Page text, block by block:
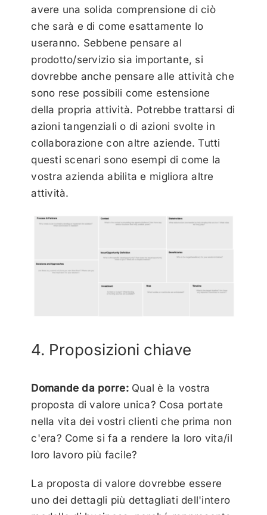
avere una solida comprensione di ciò
che sarà e di come esattamente lo
useranno. Sebbene pensare al
prodotto/servizio sia importante, si
dovrebbe anche pensare alle attività che
sono rese possibili come estensione
della propria attività. Potrebbe trattarsi di
azioni tangenziali o di azioni svolte in
collaborazione con altre aziende. Tutti
questi scenari sono esempi di come la
vostra azienda abilita e migliora altre
attività.
4. Proposizioni chiave
Domande da porre: Qual è la vostra
proposta di valore unica? Cosa portate
nella vita dei vostri clienti che prima non
c'era? Come si fa a rendere la loro vita/il
loro lavoro più facile?
La proposta di valore dovrebbe essere
uno dei dettagli più dettagliati dell'intero